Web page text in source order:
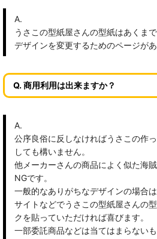
A.
うさこの型紙屋さんの型紙はあくまで
デザインを変更するためのページが
Q. 商用利用は出来ますか？
A.
公序良俗に反しなければうさこの作
しても構いません。
他メーカーさんの商品によく似た海
NGです。
一般的なありがちなデザインの場合
サイトなどでうさこの型紙屋さんの
クを貼っていただければ喜びます。
一部委託商品などは当てはまらないも